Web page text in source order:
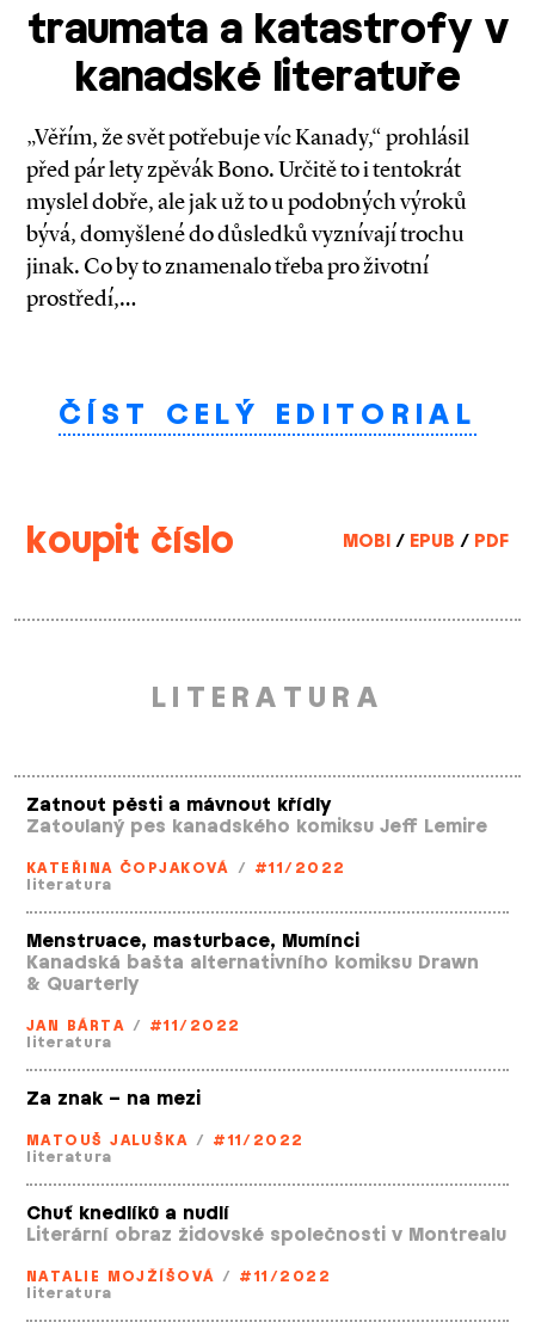
traumata a katastrofy v
kanadské literatuře
„Věřím, že svět potřebuje víc Kanady,“ prohlásil
před pár lety zpěvák Bono. Určitě to i tentokrát
myslel dobře, ale jak už to u podobných výroků
bývá, domyšlené do důsledků vyznívají trochu
jinak. Co by to znamenalo třeba pro životní
prostředí,…
ČÍST CELÝ EDITORIAL
koupit číslo MOBI / EPUB / PDF
LITERATURA
Zatnout pěsti a mávnout křídly
Zatoulaný pes kanadského komiksu Jeff Lemire
KATEŘINA ČOPJAKOVÁ / #11/2022
literatura
Menstruace, masturbace, Mumínci
Kanadská bašta alternativního komiksu Drawn
& Quarterly
JAN BÁRTA / #11/2022
literatura
Za znak – na mezi
MATOUŠ JALUŠKA / #11/2022
literatura
Chuť knedlíků a nudlí
Literární obraz židovské společnosti v Montrealu
NATALIE MOJŽÍŠOVÁ / #11/2022
literatura